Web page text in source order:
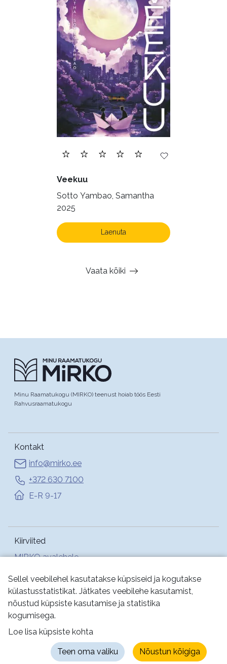
Sellel veebilehel kasutatakse küpsiseid ja kogutakse
külastusstatistikat. Jätkates veebilehe kasutamist,
nõustud küpsiste kasutamise ja statistika
kogumisega.
Loe lisa küpsiste kohta
Teen oma valiku Nõustun kõigiga
Veekuu
Sotto Yambao, Samantha
2025
Laenuta
Vaata kõiki
Minu Raamatukogu (MIRKO) teenust hoiab töös Eesti
Rahvusraamatukogu
Kontakt
info@mirko.ee
+372 630 7100
E-R 9-17
Kiirviited
MIRKO avalehele
Abi
Jälgi meid:
Kasutustingimused Küpsised
Juurdepääsetavus